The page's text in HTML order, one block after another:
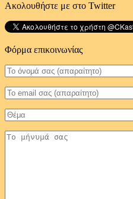
Ακολουθήστε με στο Twitter
Φόρμα επικοινωνίας